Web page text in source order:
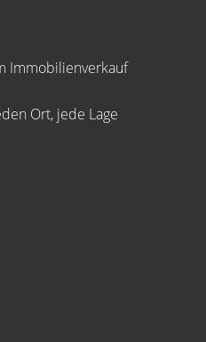
Immobilienverkauf
Ort, jede Lage